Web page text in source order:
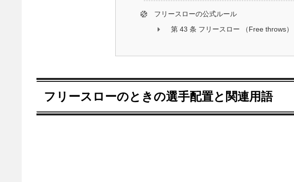
フリースローの公式ルール
第 43 条 フリースロー （Free throws）
フリースローのときの選手配置と関連用語